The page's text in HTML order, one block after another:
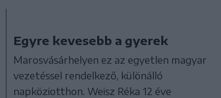
Egyre kevesebb a gyerek
Marosvásárhelyen ez az egyetlen magyar
vezetéssel rendelkező, különálló
napköziotthon. Weisz Réka 12 éve